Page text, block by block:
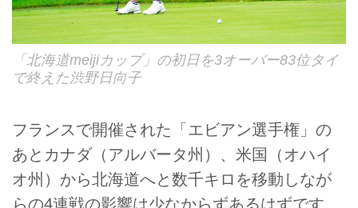
「北海道meijiカップ」の初日を3オーバー83位タイ
で終えた渋野日向子
フランスで開催された「エビアン選手権」の
あとカナダ（アルバータ州）、米国（オハイ
オ州）から北海道へと数千キロを移動しなが
らの4連戦の影響は少なからずあるはずです。